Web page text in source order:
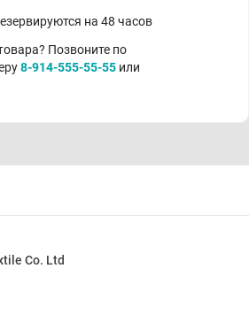
на 48 часов
Позвоните по
8-914-555-55-55 или
Co. Ltd